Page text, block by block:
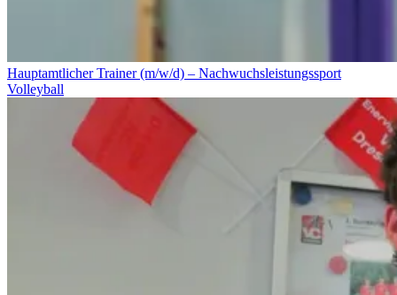
Hauptamtlicher Trainer (m/w/d) – Nachwuchsleistungssport
Volleyball